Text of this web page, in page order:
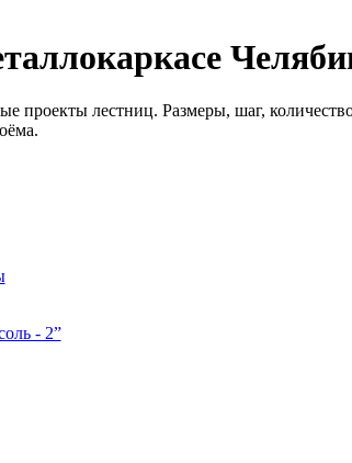
проекты лестниц. Размеры, шаг,
- 2”